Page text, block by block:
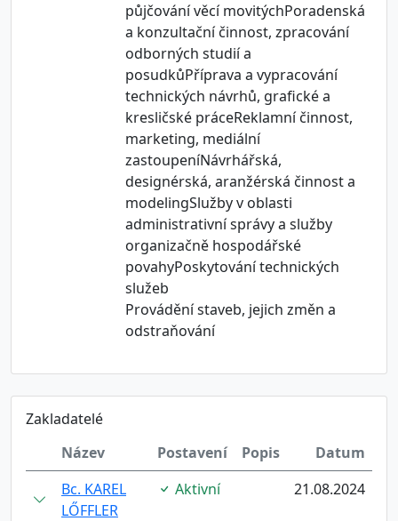
půjčování věcí movitýchPoradenská
a konzultační činnost, zpracování
odborných studií a
posudkůPříprava a vypracování
technických návrhů, grafické a
kresličské práceReklamní činnost,
marketing, mediální
zastoupeníNávrhářská,
designérská, aranžérská činnost a
modelingSlužby v oblasti
administrativní správy a služby
organizačně hospodářské
povahyPoskytování technických
služeb
Provádění staveb, jejich změn a
odstraňování
Zakladatelé
Název
Postavení Popis
Datum
Bc. KAREL
LŐFFLER
Aktivní 21.08.2024